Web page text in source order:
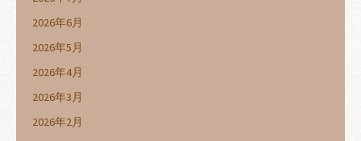
2026年6月
2026年5月
2026年4月
2026年3月
2026年2月